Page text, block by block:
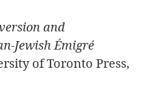
and
Jewish Émigré
of Toronto Press,